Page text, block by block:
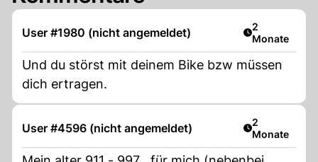
User #1980 (nicht angemeldet) Artikel
2
Monate
Und du störst mit deinem Bike bzw müssen
dich ertragen.
User #4596 (nicht angemeldet) Artikel
2
Monate